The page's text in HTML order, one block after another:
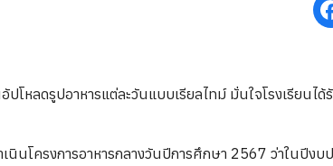
โหลดรูปอาหารแต่ละวันแบบเรียลไทม์ มั่นใจโรงเรียนได้
นินโครงการอาหารกลางวันปีการศึกษา 2567 ว่าในปีงบ